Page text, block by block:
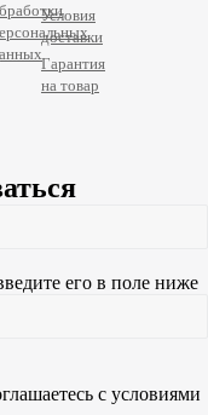
Условия
доставки
Гарантия
на товар
его в поле ниже
c условиями